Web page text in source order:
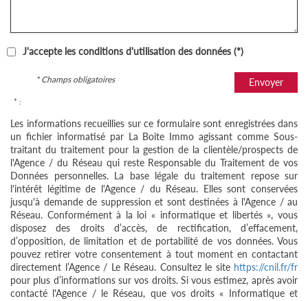
J'accepte les conditions d'utilisation des données (*)
Envoyer
* Champs obligatoires
* :
Les informations recueillies sur ce formulaire sont enregistrées dans
un fichier informatisé par La Boite Immo agissant comme Sous-
traitant du traitement pour la gestion de la clientèle/prospects de
l'Agence / du Réseau qui reste Responsable du Traitement de vos
Données personnelles. La base légale du traitement repose sur
l'intérêt légitime de l'Agence / du Réseau. Elles sont conservées
jusqu'à demande de suppression et sont destinées à l'Agence / au
Réseau. Conformément à la loi « informatique et libertés », vous
disposez des droits d’accès, de rectification, d’effacement,
d’opposition, de limitation et de portabilité de vos données. Vous
pouvez retirer votre consentement à tout moment en contactant
directement l’Agence / Le Réseau. Consultez le site https://cnil.fr/fr
pour plus d’informations sur vos droits. Si vous estimez, après avoir
contacté l'Agence / le Réseau, que vos droits « Informatique et